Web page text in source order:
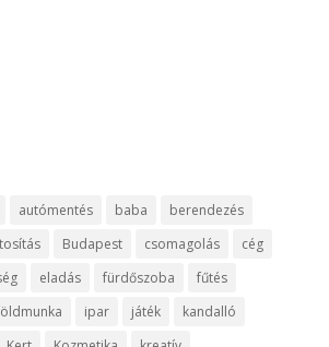
autómentés baba
berendezés
Budapest csomagolás
cég
eladás fürdőszoba
fűtés
ipar játék
kandalló